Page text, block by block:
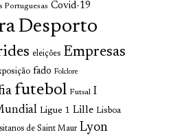
Portuguesas Covid-19
Desporto
eleições Empresas
fado Folclore
futebol Futsal I
Ligue 1 Lille Lisboa
de Saint Maur Lyon